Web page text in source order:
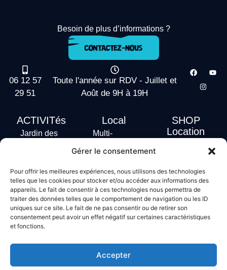
Gérer le consentement
Pour offrir les meilleures expériences, nous utilisons des technologies
telles que les cookies pour stocker et/ou accéder aux informations des
appareils. Le fait de consentir à ces technologies nous permettra de
traiter des données telles que le comportement de navigation ou les ID
uniques sur ce site. Le fait de ne pas consentir ou de retirer son
consentement peut avoir un effet négatif sur certaines caractéristiques
et fonctions.
Accepter
Besoin de plus d’informations ?
06 12 57
29 51
Toute l'année sur RDV - Juillet et
Août de 9H à 19H
ACTIVITés
Jardin des
Stand Up
Paddle
Bodyboard
Local
Multi-
Hébergement
SHOP
Location
Politique de confidentialité